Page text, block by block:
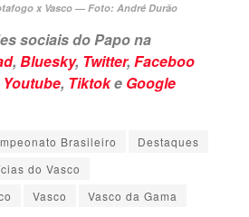
x Vasco — Foto: André Durão
sociais do Papo na
, Bluesky, Twitter, Faceboo
Youtube, Tiktoke Google
Brasileiro
Destaques
do Vasco
Vasco Vasco da Gama